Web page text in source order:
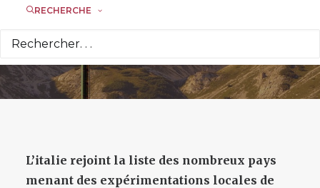
RECHERCHE
25 JANVIER 2017
L’italie rejoint la liste des nombreux pays
menant des expérimentations locales de